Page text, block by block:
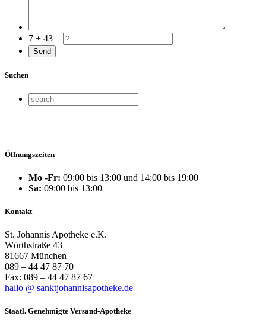
7 + 43 =
Suchen
Öffnungszeiten
Mo -Fr: 09:00 bis 13:00 und 14:00 bis 19:00
Sa: 09:00 bis 13:00
Kontakt
St. Johannis Apotheke e.K.
Wörthstraße 43
81667 München
089 – 44 47 87 70
Fax: 089 – 44 47 87 67
hallo @ sanktjohannisapotheke.de
Staatl. Genehmigte Versand-Apotheke